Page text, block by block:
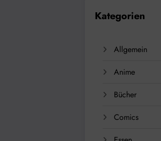
Kategorien
Allgemein
Anime
Bücher
Comics